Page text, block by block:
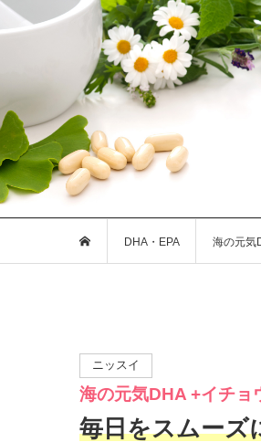
DHA・EPA 海の元
ニッスイ
海の元気DHA +イチ
毎日をスムーズ